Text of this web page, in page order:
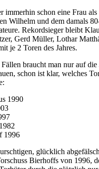
immerhin schon eine Frau
Wilhelm und dem damals
Rekordsieger bleibt
Gerd Müller, Lothar
je 2 Toren des Jahres.
braucht man nur auf die
schon ist klar, welches
1990
1996
glücklich
Bierhoffs von 1996,